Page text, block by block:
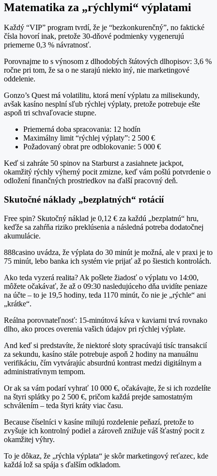
Matematika za „rýchlymi“ výplatami
Každý “VIP” program tvrdí, že je “bezkonkurenčný”, no faktické
čísla hovorí inak, pretože 30‑dňové podmienky vygenerujú
priemerne 0,3 % návratnosť.
Porovnajme to s výnosom z dlhodobých štátových dlhopisov: 3,6 %
ročne pri tom, že sa o ne starajú niekto iný, nie marketingové
oddelenie.
Gonzo’s Quest má volatilitu, ktorá mení výplatu za milisekundy,
avšak kasíno nesplní sľub rýchlej výplaty, pretože potrebuje ešte
aspoň tri schvaľovacie stupne.
Priemerná doba spracovania: 12 hodín
Maximálny limit “rýchlej výplaty”: 2 500 €
Požadovaný obrat pre odblokovanie: 5 000 €
Keď si zahráte 50 spinov na Starburst a zasiahnete jackpot,
okamžitý rýchly výherný pocit zmizne, keď vám pošlú potvrdenie o
odložení finančných prostriedkov na ďalší pracovný deň.
Skutočné náklady „bezplatných“ rotácií
Free spin? Skutočný náklad je 0,12 € za každú „bezplatnú“ hru,
keďže sa zahŕňa riziko preklúsenia a následná potreba dodatočnej
akumulácie.
888casino uvádza, že výplata do 30 minút je možná, ale v praxi je to
75 minút, lebo banka ich systém vie prijať až po šiestich kontrolách.
Ako teda vyzerá realita? Ak pošlete žiadosť o výplatu vo 14:00,
môžete očakávať, že až o 09:30 nasledujúceho dňa uvidíte peniaze
na účte – to je 19,5 hodiny, teda 1170 minút, čo nie je „rýchle“ ani
„krátke“.
Reálna porovnateľnosť: 15‑minútová káva v kaviarni trvá rovnako
dlho, ako proces overenia vašich údajov pri rýchlej výplate.
And keď si predstavíte, že niektoré sloty spracúvajú tisíc transakcií
za sekundu, kasíno stále potrebuje aspoň 2 hodiny na manuálnu
verifikáciu, čím vytvárajúc absurdnú kontrast medzi digitálnym a
administratívnym tempom.
Or ak sa vám podarí vyhrať 10 000 €, očakávajte, že si ich rozdelíte
na štyri splátky po 2 500 €, pričom každá prejde samostatným
schválením – teda štyri kráty viac času.
Because číselníci v kasíne milujú rozdelenie peňazí, pretože to
zvyšuje ich kontrolný podiel a zároveň znižuje váš šťastný pocit z
okamžitej výhry.
To je dôkaz, že „rýchla výplata“ je skôr marketingový reťazec, kde
každá lož sa spája s ďalším odkladom.